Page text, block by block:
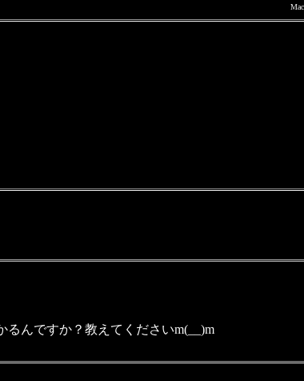
んですか？教えてくださいm(__)m